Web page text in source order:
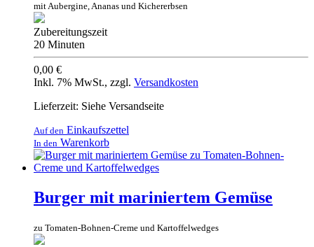
mit Aubergine, Ananas und Kichererbsen
Zubereitungszeit
20 Minuten
0,00 €
Inkl. 7% MwSt., zzgl. Versandkosten
Lieferzeit: Siehe Versandseite
Auf den Einkaufszettel
In den Warenkorb
Burger mit mariniertem Gemüse
zu Tomaten-Bohnen-Creme und Kartoffelwedges